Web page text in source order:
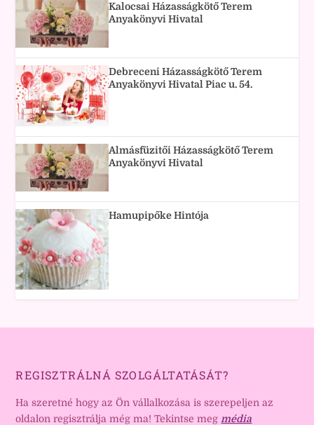
Kalocsai Házasságkötő Terem
Anyakönyvi Hivatal
Debreceni Házasságkötő Terem
Anyakönyvi Hivatal Piac u. 54.
Almásfüzitői Házasságkötő Terem
Anyakönyvi Hivatal
Hamupipőke Hintója
REGISZTRÁLNÁ SZOLGÁLTATÁSÁT?
Ha szeretné hogy az Ön vállalkozása is szerepeljen az
oldalon regisztrálja még ma! Tekintse meg média